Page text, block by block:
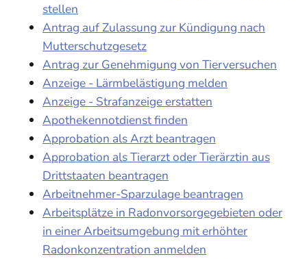
stellen
Antrag auf Zulassung zur Kündigung nach
Mutterschutzgesetz
Antrag zur Genehmigung von Tierversuchen
Anzeige - Lärmbelästigung melden
Anzeige - Strafanzeige erstatten
Apothekennotdienst finden
Approbation als Arzt beantragen
Approbation als Tierarzt oder Tierärztin aus
Drittstaaten beantragen
Arbeitnehmer-Sparzulage beantragen
Arbeitsplätze in Radonvorsorgegebieten oder
in einer Arbeitsumgebung mit erhöhter
Radonkonzentration anmelden